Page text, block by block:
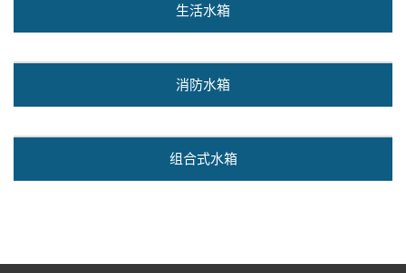
生活水箱
消防水箱
组合式水箱